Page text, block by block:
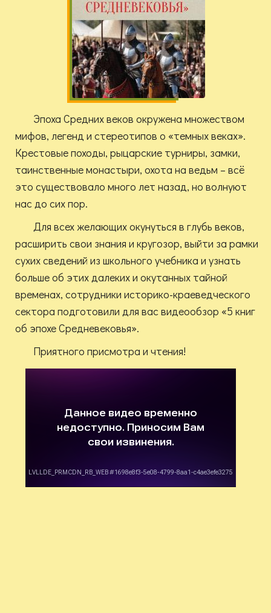
Эпоха Средних веков окружена множеством
мифов, легенд и стереотипов о «темных веках».
Крестовые походы, рыцарские турниры, замки,
таинственные монастыри, охота на ведьм – всё
это существовало много лет назад, но волнуют
нас до сих пор.
Для всех желающих окунуться в глубь веков,
расширить свои знания и кругозор, выйти за рамки
сухих сведений из школьного учебника и узнать
больше об этих далеких и окутанных тайной
временах, сотрудники историко-краеведческого
сектора подготовили для вас видеообзор «5 книг
об эпохе Средневековья».
Приятного присмотра и чтения!